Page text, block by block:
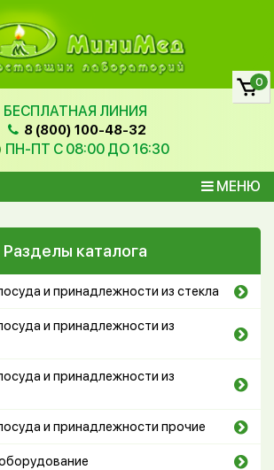
БЕСПЛАТНАЯ ЛИНИЯ
8 (800) 100-48-32
ПН-ПТ С 08:00 ДО 16:30
МЕНЮ
0
Разделы каталога
и принадлежности из стекла
и принадлежности из
и принадлежности из
и принадлежности прочие